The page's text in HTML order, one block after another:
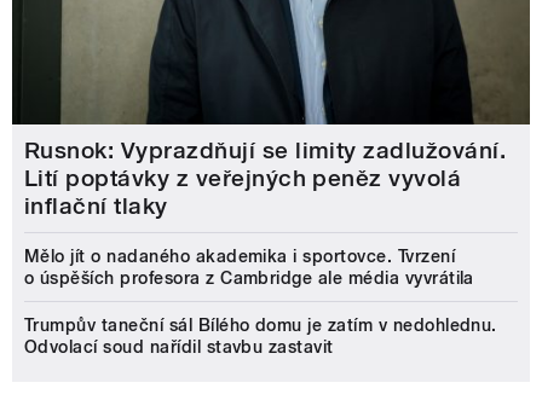
Rusnok: Vyprazdňují se limity zadlužování.
Lití poptávky z veřejných peněz vyvolá
inflační tlaky
Mělo jít o nadaného akademika i sportovce. Tvrzení
o úspěších profesora z Cambridge ale média vyvrátila
Trumpův taneční sál Bílého domu je zatím v nedohlednu.
Odvolací soud nařídil stavbu zastavit